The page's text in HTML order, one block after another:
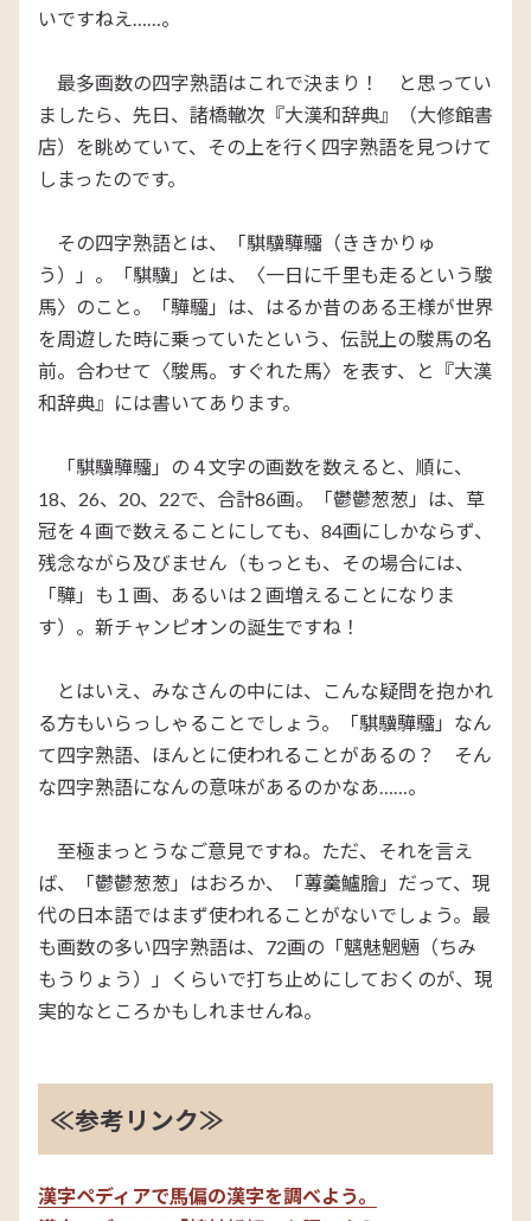
いですねえ……。
最多画数の四字熟語はこれで決まり！ と思ってい
ましたら、先日、諸橋轍次『大漢和辞典』（大修館書
店）を眺めていて、その上を行く四字熟語を見つけて
しまったのです。
その四字熟語とは、「騏驥驊驑（ききかりゅ
う）」。「騏驥」とは、〈一日に千里も走るという駿
馬〉のこと。「驊驑」は、はるか昔のある王様が世界
を周遊した時に乗っていたという、伝説上の駿馬の名
前。合わせて〈駿馬。すぐれた馬〉を表す、と『大漢
和辞典』には書いてあります。
「騏驥驊驑」の４文字の画数を数えると、順に、
18、26、20、22で、合計86画。「鬱鬱葱葱」は、草
冠を４画で数えることにしても、84画にしかならず、
残念ながら及びません（もっとも、その場合には、
「驊」も１画、あるいは２画増えることになりま
す）。新チャンピオンの誕生ですね！
とはいえ、みなさんの中には、こんな疑問を抱かれ
る方もいらっしゃることでしょう。「騏驥驊驑」なん
て四字熟語、ほんとに使われることがあるの？ そん
な四字熟語になんの意味があるのかなあ……。
至極まっとうなご意見ですね。ただ、それを言え
ば、「鬱鬱葱葱」はおろか、「蓴羹鱸膾」だって、現
代の日本語ではまず使われることがないでしょう。最
も画数の多い四字熟語は、72画の「魑魅魍魎（ちみ
もうりょう）」くらいで打ち止めにしておくのが、現
実的なところかもしれませんね。
≪参考リンク≫
漢字ペディアで馬偏の漢字を調べよう。